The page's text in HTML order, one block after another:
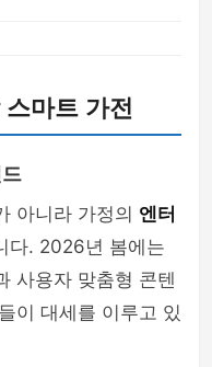
마트 가전
아니라 가정의 엔터
다. 2026년 봄에는
사용자 맞춤형 콘텐
이 대세를 이루고 있